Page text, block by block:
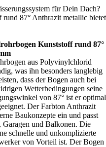
für Dein Dach?
87° Anthrazit metallic bietet
Kunststoff rund 87°
aus Polyvinylchlorid
was ihn besonders langlebig
dass der Bogen auch bei
Wetterbedingungen seine
von 87° ist er optimal
Der Farbton Anthrazit
Baukonzepte ein und passt
Garagen und Balkonen. Die
schnelle und unkomplizierte
von Vorteil ist. Der Bogen